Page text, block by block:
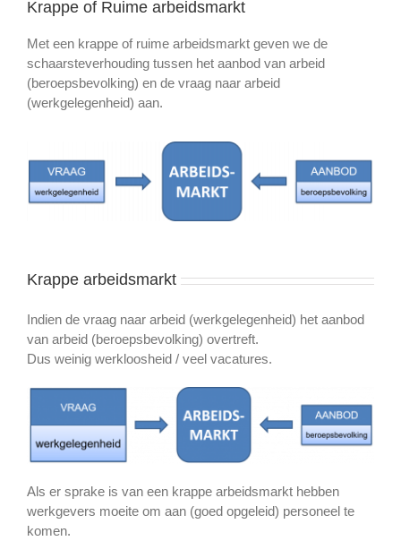
Krappe of Ruime arbeidsmarkt
Met een krappe of ruime arbeidsmarkt geven we de
schaarsteverhouding tussen het aanbod van arbeid
(beroepsbevolking) en de vraag naar arbeid
(werkgelegenheid) aan.
Krappe arbeidsmarkt
Indien de vraag naar arbeid (werkgelegenheid) het aanbod
van arbeid (beroepsbevolking) overtreft.
Dus weinig werkloosheid / veel vacatures.
Als er sprake is van een krappe arbeidsmarkt hebben
werkgevers moeite om aan (goed opgeleid) personeel te
komen.